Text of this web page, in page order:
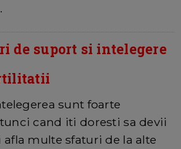
de suport si intelegere
sunt foarte
cand iti doresti sa devii
multe sfaturi de la alte